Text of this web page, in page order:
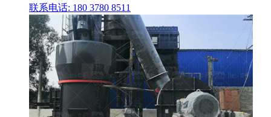
联系电话: 180 3780 8511